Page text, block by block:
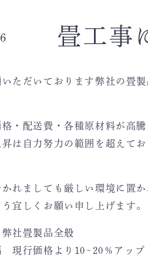
畳工事
いただいております弊社の畳
格・配送費・各種原材料が高
は自力努力の範囲を超えて
れましても厳しい環境に置
宜しくお願い申し上げます。
社畳製品全般
現行価格より10~20％アップ